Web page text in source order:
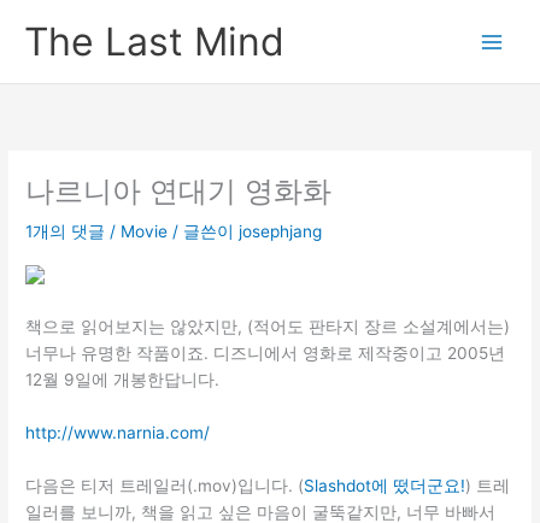
The Last Mind
나르니아 연대기 영화화
1개의 댓글 / Movie / 글쓴이josephjang
책으로 읽어보지는 않았지만, (적어도 판타지 장르 소설계에서는)
너무나 유명한 작품이죠. 디즈니에서 영화로 제작중이고 2005년
12월 9일에 개봉한답니다.
http://www.narnia.com/
다음은 티저 트레일러(.mov)입니다. (Slashdot에 떴더군요!) 트레
일러를 보니까, 책을 읽고 싶은 마음이 굴뚝같지만, 너무 바빠서